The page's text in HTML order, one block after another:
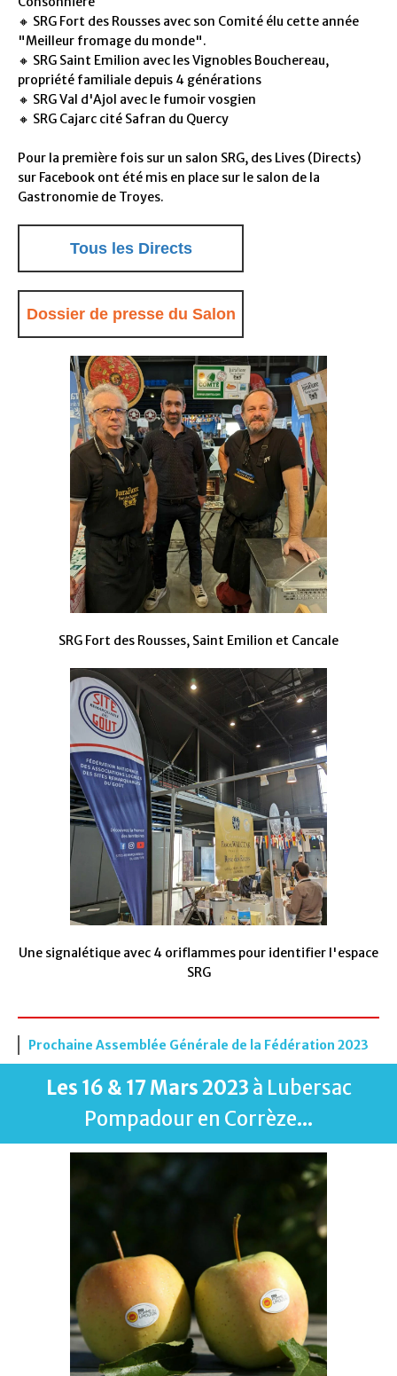
🔸 SRG Fort des Rousses avec son Comité élu cette année
"Meilleur fromage du monde".
🔸 SRG Saint Emilion avec les Vignobles Bouchereau,
propriété familiale depuis 4 générations
🔸 SRG Val d'Ajol avec le fumoir vosgien
🔸 SRG Cajarc cité Safran du Quercy
Pour la première fois sur un salon SRG, des Lives (Directs)
sur Facebook ont été mis en place sur le salon de la
Gastronomie de Troyes.
Tous les Directs
Dossier de presse du Salon
SRG Fort des Rousses, Saint Emilion et Cancale
Une signalétique avec 4 oriflammes pour identifier l'espace
SRG
Prochaine Assemblée Générale de la Fédération 2023
Les 16 & 17 Mars 2023 à Lubersac
Pompadour en Corrèze...